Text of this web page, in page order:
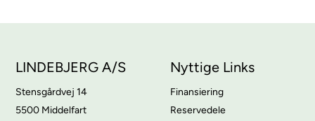
LINDEBJERG A/S
Stensgårdvej 14
5500 Middelfart
Nyttige Links
Finansiering
Reservedele